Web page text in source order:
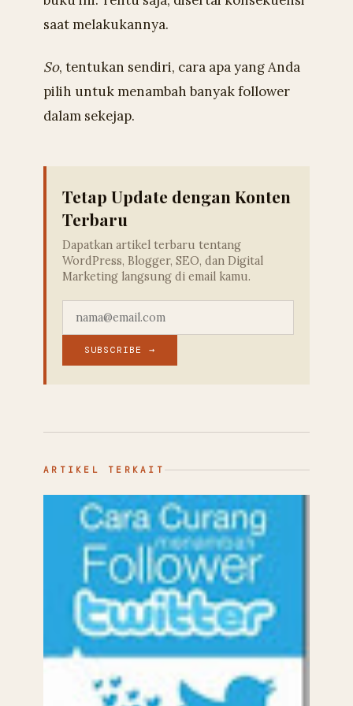
saat melakukannya.
So, tentukan sendiri, cara apa yang Anda
pilih untuk menambah banyak follower
dalam sekejap.
Tetap Update dengan Konten
Terbaru
Dapatkan artikel terbaru tentang
WordPress, Blogger, SEO, dan Digital
Marketing langsung di email kamu.
SUBSCRIBE →
ARTIKEL TERKAIT